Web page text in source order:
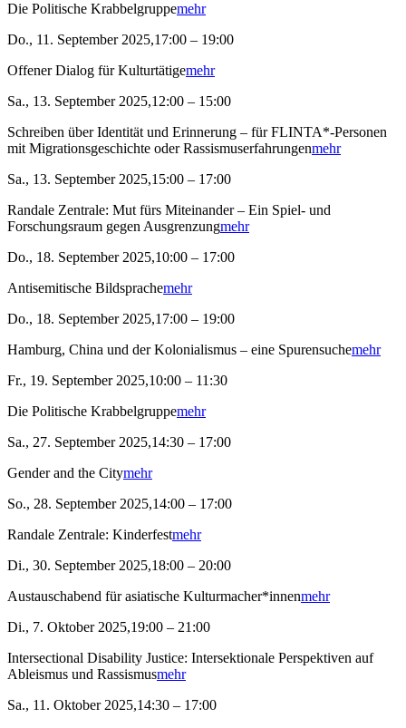
Die Politische Krabbelgruppemehr
Do., 11. September 2025,17:00 – 19:00
Offener Dialog für Kulturtätigemehr
Sa., 13. September 2025,12:00 – 15:00
Schreiben über Identität und Erinnerung – für FLINTA*-Personen
mit Migrationsgeschichte oder Rassismuserfahrungenmehr
Sa., 13. September 2025,15:00 – 17:00
Randale Zentrale: Mut fürs Miteinander – Ein Spiel- und
Forschungsraum gegen Ausgrenzungmehr
Do., 18. September 2025,10:00 – 17:00
Antisemitische Bildsprachemehr
Do., 18. September 2025,17:00 – 19:00
Hamburg, China und der Kolonialismus – eine Spurensuchemehr
Fr., 19. September 2025,10:00 – 11:30
Die Politische Krabbelgruppemehr
Sa., 27. September 2025,14:30 – 17:00
Gender and the Citymehr
So., 28. September 2025,14:00 – 17:00
Randale Zentrale: Kinderfestmehr
Di., 30. September 2025,18:00 – 20:00
Austauschabend für asiatische Kulturmacher*innenmehr
Di., 7. Oktober 2025,19:00 – 21:00
Intersectional Disability Justice: Intersektionale Perspektiven auf
Ableismus und Rassismusmehr
Sa., 11. Oktober 2025,14:30 – 17:00